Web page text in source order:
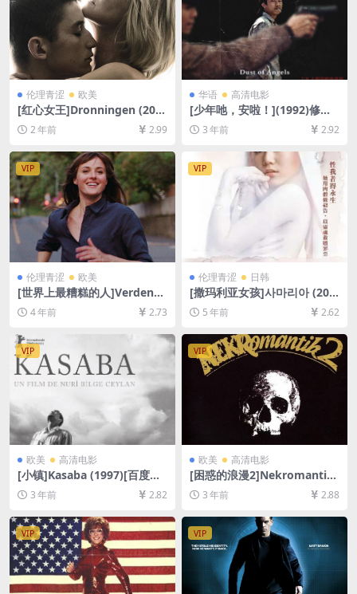
伦理青涩 欧美
[红心女王]Dronningen (201
9)[百度网盘+夸克网盘1080P
超清未删减资源][网盘在线播
放/下载][MP4/8.2GB][中英字
幕][视频文件+防和谐加密压缩
包]
2 年前 2.99
华语 高清电影
[少年吔，安啦！](1992)修复
版[百度网盘+迅雷云盘资源10
80P超清未删减][MP4/6GB]
3 年前 2.92
VIP
伦理青涩 欧美
[世界上最糟糕的人]Verdens
verste menneske (2021)[百
度网盘+迅雷云盘资源1080P
超清未删减][MP4/8GB][中英
字幕]
4 年前 2.73
VIP
伦理青涩 日韩
[撒玛利亚女孩]사마리아 (200
4)[百度云+迅雷云盘资源未删
减DVD高清][MP4/5.7GB][韩
语中字]
5 年前 2.62
VIP
欧美 高清电影
[小镇]Kasaba (1997)[百度网
盘+夸克网盘1080P超清资源]
[网盘在线播放/下载][MP4/5.
3 年前 2.82
VIP
欧美 高清电影
[困惑的浪漫2]Nekromantik
2 (1991)[百度网盘+夸克网盘1
080P超清未删减资源][网盘在
文字幕]
3 年前 2.88
VIP VIP